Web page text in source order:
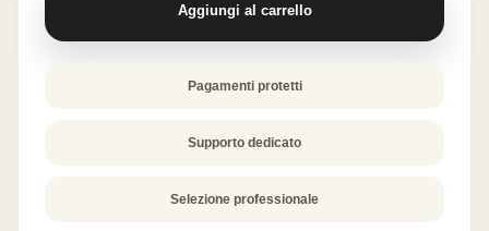
Aggiungi al carrello
Pagamenti protetti
Supporto dedicato
Selezione professionale